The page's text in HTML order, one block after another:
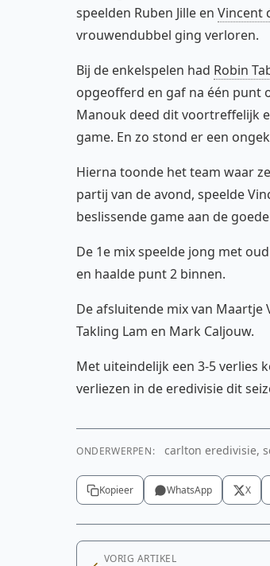
speelden Ruben Jille en Vincent
vrouwendubbel ging verloren.
Bij de enkelspelen had Robin
opgeofferd en gaf na één punt
Manouk deed dit voortreffelijk
game. En zo stond er een
Hierna toonde het team waar
partij van de avond, speelde
beslissende game aan de
De 1e mix speelde jong met
en haalde punt 2 binnen.
De afsluitende mix van Maartje
Takling Lam en Mark Caljouw.
Met uiteindelijk een 3-5 verlies
verliezen in de eredivisie dit
ONDERWERPEN: carlton eredivisie,
Kopieer WhatsApp X
VORIG ARTIKEL